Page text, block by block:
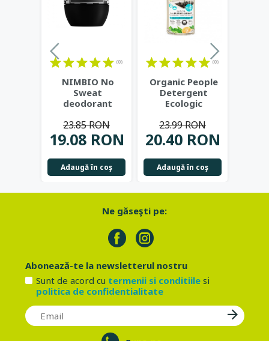
(0)
NIMBIO No
Sweat
deodorant
adolescenti,
50ml
19.08 RON
23.85 RON
Adaugă în coş
(0)
Organic People
Detergent
Ecologic
Lamaie si
Mandarina...
20.40 RON
23.99 RON
Adaugă în coş
Ne găseşti pe:
Abonează-te la newsletterul nostru
Sunt de acord cu termenii si conditiilesi
politica de confidentialitate